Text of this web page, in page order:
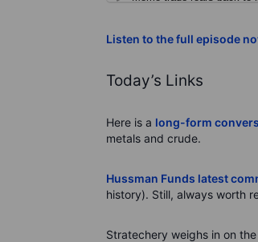
Listen to the full episode
Today’s Links
Here is a long-form
metals and crude.
Hussman Funds latest
history). Still, always worth
Stratechery weighs in on